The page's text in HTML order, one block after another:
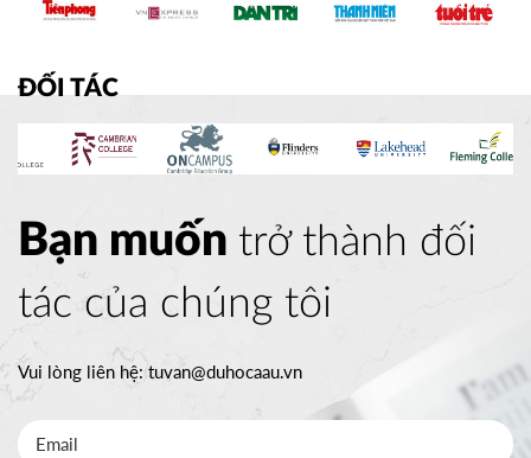
ĐỐI TÁC
Bạn muốn trở thành đối
tác của chúng tôi
Vui lòng liên hệ:tuvan@duhocaau.vn